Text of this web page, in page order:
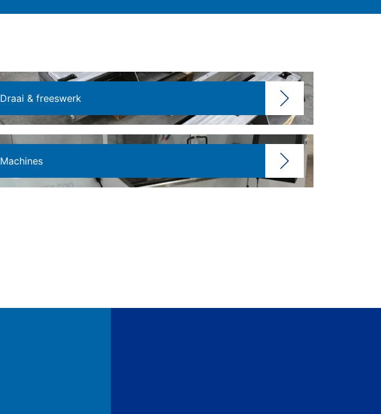
Draai & freeswerk
Machines